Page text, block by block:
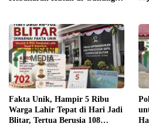
Fakta Unik, Hampir 5 Ribu
Warga Lahir Tepat di Hari Jadi
Blitar, Tertua Berusia 108